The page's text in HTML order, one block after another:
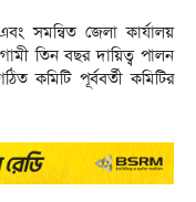
সমন্বিত জেলা কার্যালয়
তিন বছর দায়িত্ব পালন
কমিটি পূর্ববর্তী কমিটির